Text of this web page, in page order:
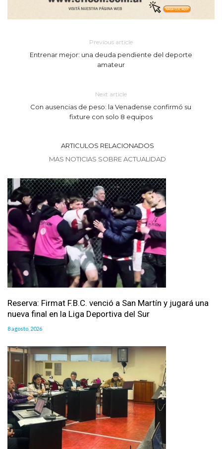
Previous article
Entrenar mejor: una deuda pendiente del deporte
amateur
Next article
Con ausencias de peso: la Venadense confirmó su
fixture con solo 8 equipos
ARTICULOS RELACIONADOS
MAS NOTICIAS SOBRE ACTUALIDAD
Reserva: Firmat F.B.C. venció a San Martín y jugará una
nueva final en la Liga Deportiva del Sur
8 agosto, 2026